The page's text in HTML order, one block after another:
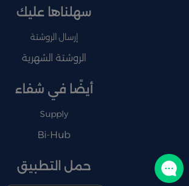
سهلناها عليك
إرسال الروشتة
الروشتة الشهرية
أيضًا في شفاء
Supply
Bi-Hub
حمل التطبيق تواصل معنا